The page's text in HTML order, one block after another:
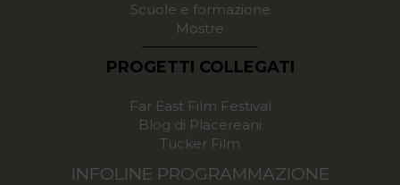
Scuole e formazione
Mostre
PROGETTI COLLEGATI
Far East Film Festival
Blog di Placereani
Tucker Film
INFOLINE PROGRAMMAZIONE